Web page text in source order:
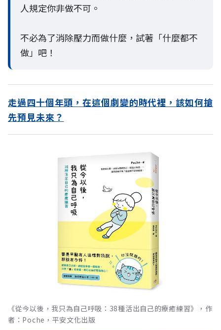
人規定你非做不可。
不必為了消除壓力而做什麼，試著「什麼都不
做」吧！
走過四十個年頭，在這個劇變的時代裡，該如何搶
先預見未來？
《從今以後，我只為自己呼吸：38種活出自己的療癒練習》，作
者：Poche，平安文化出版